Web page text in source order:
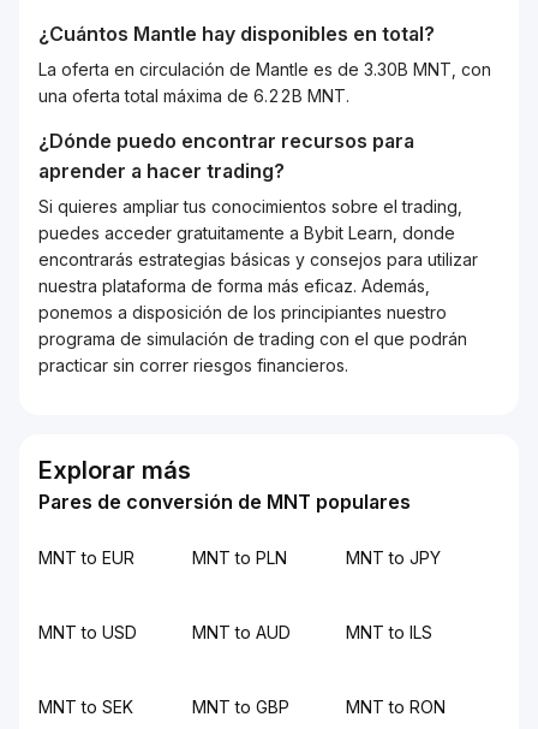
¿Cuántos Mantle hay disponibles en total?
La oferta en circulación de Mantle es de 3.30B MNT, con
una oferta total máxima de 6.22B MNT.
¿Dónde puedo encontrar recursos para
aprender a hacer trading?
Si quieres ampliar tus conocimientos sobre el trading,
puedes acceder gratuitamente a Bybit Learn, donde
encontrarás estrategias básicas y consejos para utilizar
nuestra plataforma de forma más eficaz. Además,
ponemos a disposición de los principiantes nuestro
programa de simulación de trading con el que podrán
practicar sin correr riesgos financieros.
Explorar más
Pares de conversión de MNT populares
MNT to EUR MNT to PLN MNT to JPY
MNT to USD MNT to AUD MNT to ILS
MNT to SEK MNT to GBP MNT to RON